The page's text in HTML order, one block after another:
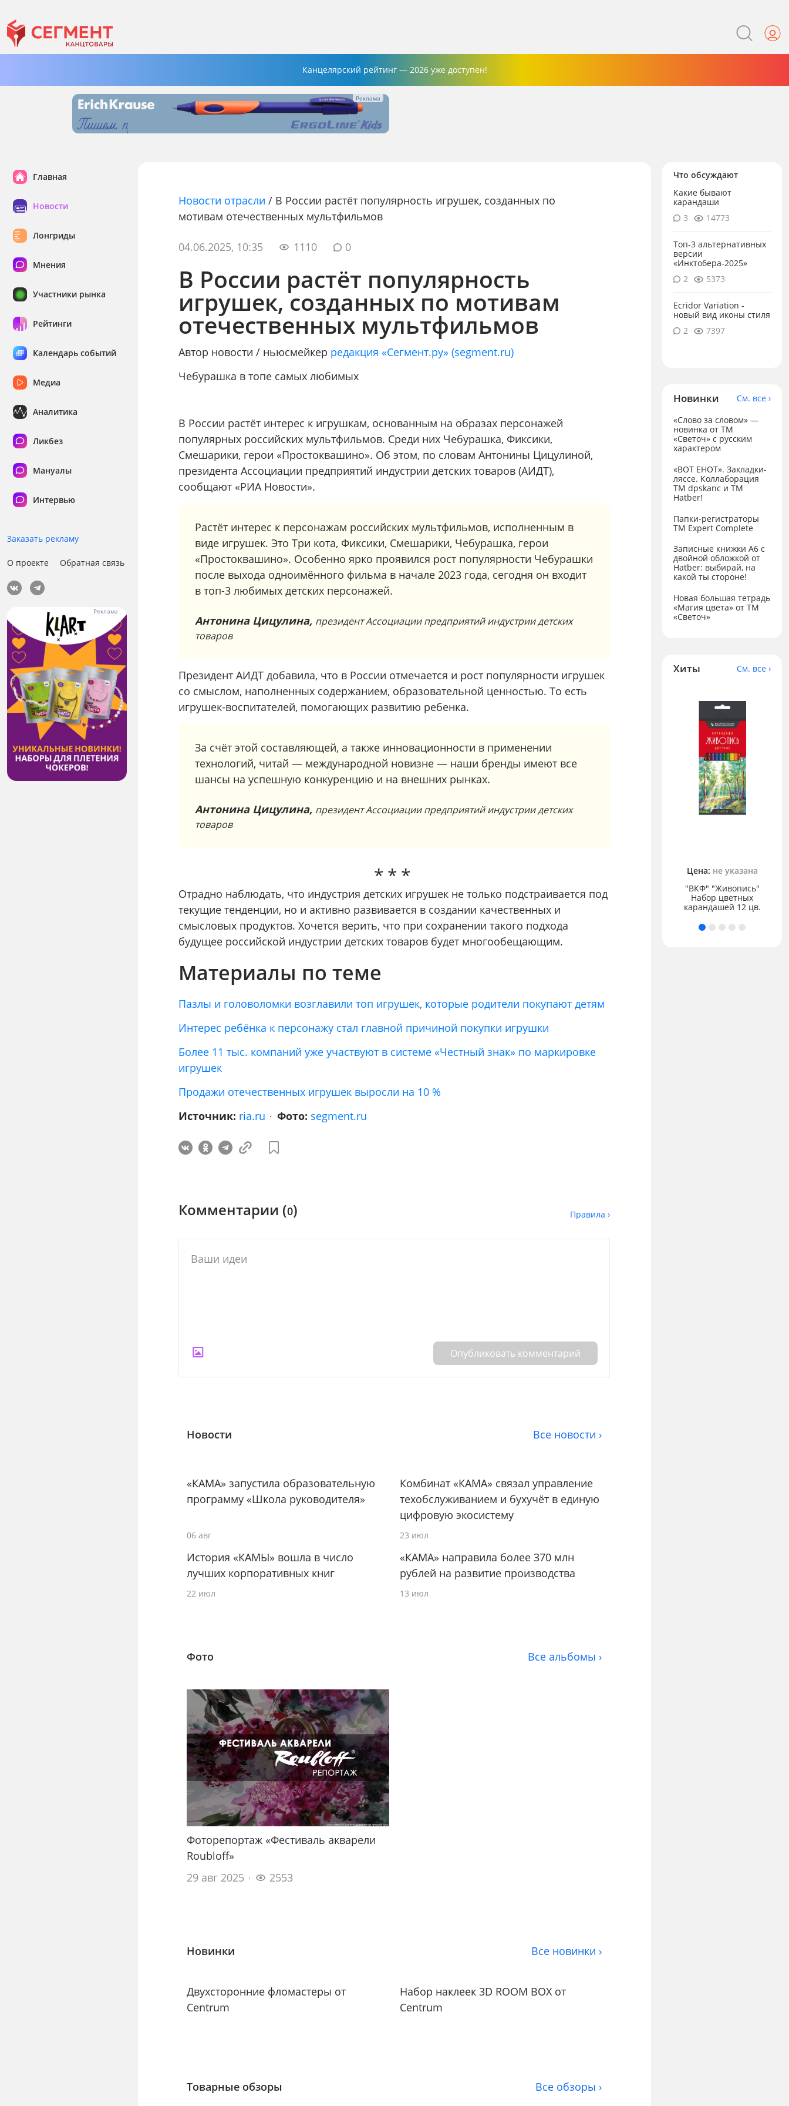
Канцелярский рейтинг — 2026 уже доступен!
Главная
Новости
Лонгриды
Мнения
Участники рынка
Рейтинги
Календарь событий
Медиа
Аналитика
Ликбез
Мануалы
Интервью
Заказать рекламу
О проекте Обратная связь
Новости отрасли / В России растёт популярность игрушек, созданных по
мотивам отечественных мультфильмов
04.06.2025, 10:35 1110 0
В России растёт популярность
игрушек, созданных по мотивам
отечественных мультфильмов
Автор новости / ньюсмейкер редакция «Сегмент.ру» (segment.ru)
Чебурашка в топе самых любимых
В России растёт интерес к игрушкам, основанным на образах персонажей
популярных российских мультфильмов. Среди них Чебурашка, Фиксики,
Смешарики, герои «Простоквашино». Об этом, по словам Антонины Цицулиной,
президента Ассоциации предприятий индустрии детских товаров (АИДТ),
сообщают «РИА Новости».
Растёт интерес к персонажам российских мультфильмов, исполненным в
виде игрушек. Это Три кота, Фиксики, Смешарики, Чебурашка, герои
«Простоквашино». Особенно ярко проявился рост популярности Чебурашки
после выхода одноимённого фильма в начале 2023 года, сегодня он входит
в топ-3 любимых детских персонажей.
Антонина Цицулина, президент Ассоциации предприятий индустрии детских
товаров
Президент АИДТ добавила, что в России отмечается и рост популярности игрушек
со смыслом, наполненных содержанием, образовательной ценностью. То есть
игрушек-воспитателей, помогающих развитию ребенка.
За счёт этой составляющей, а также инновационности в применении
технологий, читай — международной новизне — наши бренды имеют все
шансы на успешную конкуренцию и на внешних рынках.
Антонина Цицулина, президент Ассоциации предприятий индустрии детских
товаров
Отрадно наблюдать, что индустрия детских игрушек не только подстраивается под
текущие тенденции, но и активно развивается в создании качественных и
смысловых продуктов. Хочется верить, что при сохранении такого подхода
будущее российской индустрии детских товаров будет многообещающим.
Материалы по теме
Пазлы и головоломки возглавили топ игрушек, которые родители покупают детям
Интерес ребёнка к персонажу стал главной причиной покупки игрушки
Более 11 тыс. компаний уже участвуют в системе «Честный знак» по маркировке
игрушек
Продажи отечественных игрушек выросли на 10 %
Источник: ria.ru Фото: segment.ru
Комментарии (0) Правила ›
Опубликовать комментарий
Новости Все новости ›
«КАМА» запустила образовательную
программу «Школа руководителя»
06 авг
Комбинат «КАМА» связал управление
техобслуживанием и бухучёт в единую
цифровую экосистему
23 июл
История «КАМЫ» вошла в число
лучших корпоративных книг
22 июл
«КАМА» направила более 370 млн
рублей на развитие производства
13 июл
Фото Все альбомы ›
Фоторепортаж «Фестиваль акварели
Roubloff»
29 авг 2025
2553
Новинки Все новинки ›
Двухсторонние фломастеры от
Centrum
Набор наклеек 3D ROOM BOX от
Centrum
Товарные обзоры Все обзоры ›
Что обсуждают
Какие бывают
карандаши
3
14773
Топ-3 альтернативных
версии
«Инктобера-2025»
2
5373
Ecridor Variation -
новый вид иконы стиля
2
7397
Новинки
См. все ›
«Слово за словом» —
новинка от ТМ
«Светоч» с русским
характером
«ВОТ ЕНОТ». Закладки-
ляссе. Коллаборация
TM dpskanc и ТМ
Hatber!
Папки-регистраторы
ТМ Expert Complete
Записные книжки А6 с
двойной обложкой от
Hatber: выбирай, на
какой ты стороне!
Новая большая тетрадь
«Магия цвета» от ТМ
«Светоч»
Хиты См. все ›
картонной упаковке )
Цена: не указана
"ВКФ" "Живопись"
Набор цветных
карандашей 12 цв.